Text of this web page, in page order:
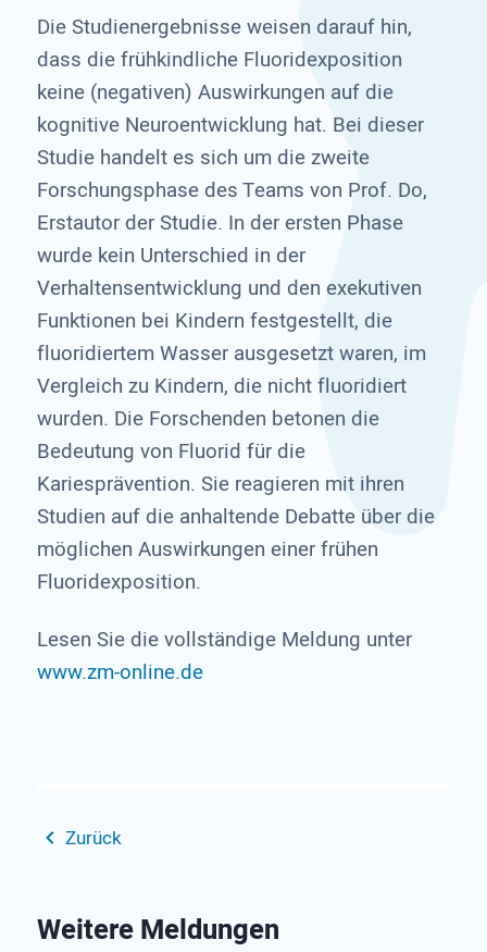
Die Studienergebnisse weisen darauf hin,
dass die frühkindliche Fluoridexposition
keine (negativen) Auswirkungen auf die
kognitive Neuroentwicklung hat. Bei dieser
Studie handelt es sich um die zweite
Forschungsphase des Teams von Prof. Do,
Erstautor der Studie. In der ersten Phase
wurde kein Unterschied in der
Verhaltensentwicklung und den exekutiven
Funktionen bei Kindern festgestellt, die
fluoridiertem Wasser ausgesetzt waren, im
Vergleich zu Kindern, die nicht fluoridiert
wurden. Die Forschenden betonen die
Bedeutung von Fluorid für die
Kariesprävention. Sie reagieren mit ihren
Studien auf die anhaltende Debatte über die
möglichen Auswirkungen einer frühen
Fluoridexposition.
Lesen Sie die vollständige Meldung unter
www.zm-online.de
Zurück
Weitere Meldungen